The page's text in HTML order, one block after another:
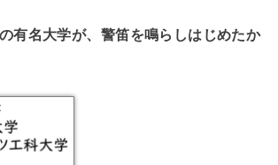
有名大学が、警笛を鳴らしはじめたか